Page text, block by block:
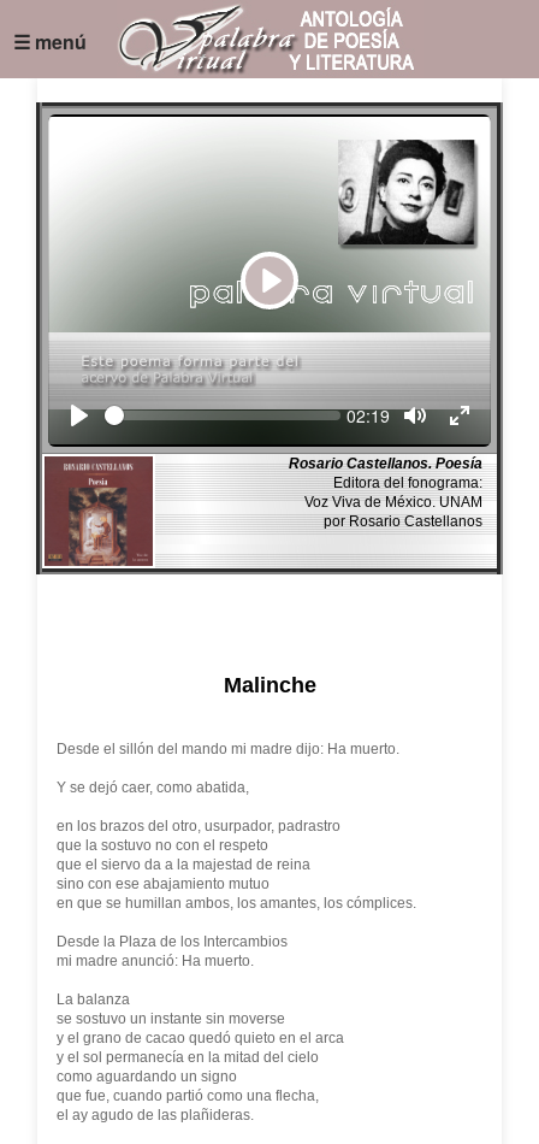
☰ menú
Play
Seek Current
02:19
Rosario Castellanos. Poesía
Editora del fonograma:
Voz Viva de México. UNAM
por Rosario Castellanos
Malinche
Desde el sillón del mando mi madre dijo: Ha muerto.
Y se dejó caer, como abatida,
en los brazos del otro, usurpador, padrastro
que la sostuvo no con el respeto
que el siervo da a la majestad de reina
sino con ese abajamiento mutuo
en que se humillan ambos, los amantes, los cómplices.
Desde la Plaza de los Intercambios
mi madre anunció: Ha muerto.
La balanza
se sostuvo un instante sin moverse
y el grano de cacao quedó quieto en el arca
y el sol permanecía en la mitad del cielo
como aguardando un signo
que fue, cuando partió como una flecha,
el ay agudo de las plañideras.